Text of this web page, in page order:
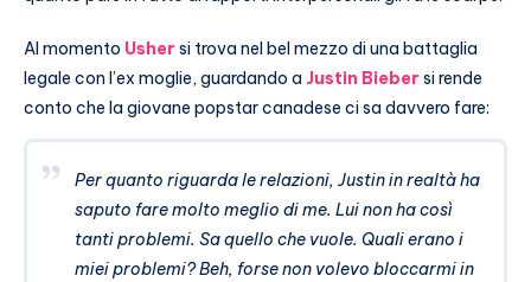
Al momento Usher si trova nel bel mezzo di una battaglia
legale con l’ex moglie, guardando a Justin Bieber si rende
conto che la giovane popstar canadese ci sa davvero fare:
Per quanto riguarda le relazioni, Justin in realtà ha
saputo fare molto meglio di me. Lui non ha così
tanti problemi. Sa quello che vuole. Quali erano i
miei problemi? Beh, forse non volevo bloccarmi in